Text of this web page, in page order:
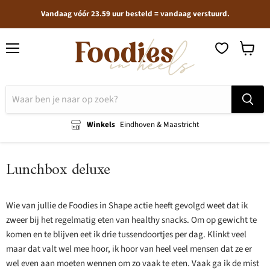
Vandaag vóór 23.59 uur besteld = vandaag verstuurd.
Winkels Eindhoven & Maastricht
Lunchbox deluxe
Wie van jullie de Foodies in Shape actie heeft gevolgd weet dat ik
zweer bij het regelmatig eten van healthy snacks. Om op gewicht te
komen en te blijven eet ik drie tussendoortjes per dag. Klinkt veel
maar dat valt wel mee hoor, ik hoor van heel veel mensen dat ze er
wel even aan moeten wennen om zo vaak te eten. Vaak ga ik de mist